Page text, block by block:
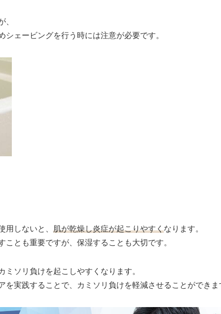
、
ェービングを行う時には注意が必要です。
用しないと、 肌が乾燥し炎症が起こりやすくなります。
とも重要ですが、保湿することも大切です。
ソリ負けを起こしやすくなります。
を実践することで、カミソリ負けを軽減させることができま